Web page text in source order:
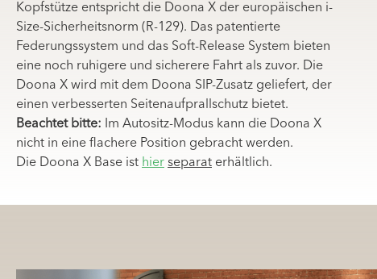
Kopfstütze entspricht die Doona X der europäischen i-
Size-Sicherheitsnorm (R-129). Das patentierte
Federungssystem und das Soft-Release System bieten
eine noch ruhigere und sicherere Fahrt als zuvor. Die
Doona X wird mit dem Doona SIP-Zusatz geliefert, der
einen verbesserten Seitenaufprallschutz bietet.
Beachtet bitte: Im Autositz-Modus kann die Doona X
nicht in eine flachere Position gebracht werden.
Die Doona X Base ist hier separat erhältlich.